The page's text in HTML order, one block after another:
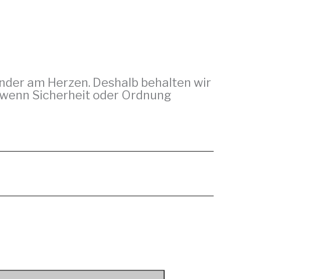
am Herzen. Deshalb behalten wir
Sicherheit oder Ordnung